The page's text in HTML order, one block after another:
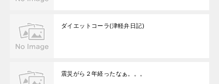
ダイエットコーラ(津軽弁日記)
震災がら２年経ったなぁ。。。